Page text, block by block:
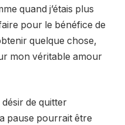
quand j’étais plus
pour le bénéfice de
quelque chose,
mon véritable amour
de quitter
pause pourrait être